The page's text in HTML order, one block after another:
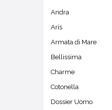
Andra
Aris
Armata di Mare
Bellissima
Charme
Cotonella
Dossier Uomo